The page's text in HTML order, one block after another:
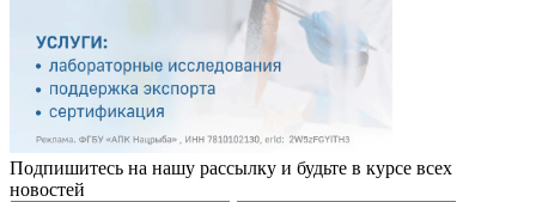
Подпишитесь на нашу рассылку и будьте в курсе всех
новостей